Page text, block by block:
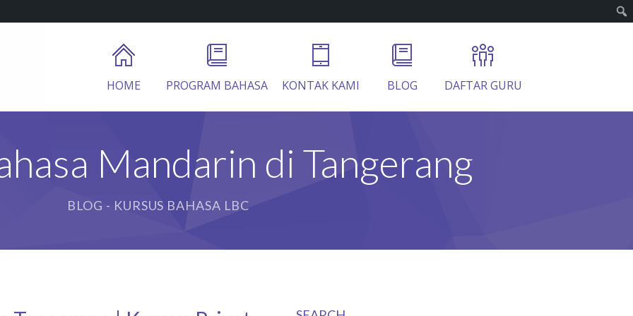
HOME PROGRAM BAHASA KONTAK KAMI BLOG DAFTAR GURU
Mandarin di Tangerang
BLOG - KURSUS BAHASA LBC